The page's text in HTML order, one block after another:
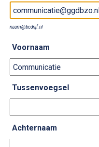
naam@bedrijf.nl
Voornaam
Tussenvoegsel
Achternaam